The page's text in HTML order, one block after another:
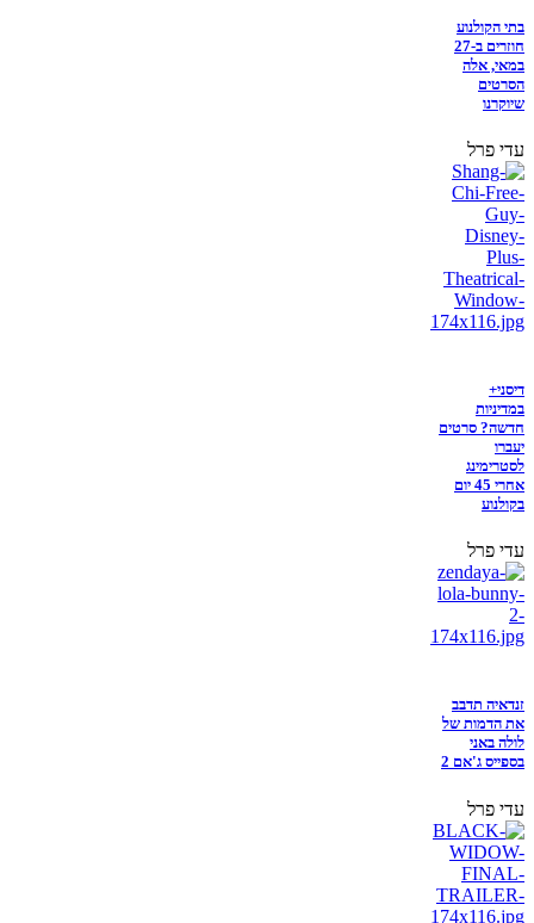
בתי הקולנוע
חוזרים ב-27
במאי, אלה
הסרטים
שיוקרנו
עדי פרל
דיסני+
במדיניות
חדשה? סרטים
יעברו
לסטרימינג
אחרי 45 יום
בקולנוע
עדי פרל
זנדאיה תדבב
את הדמות של
לולה באני
בספייס ג'אם 2
עדי פרל